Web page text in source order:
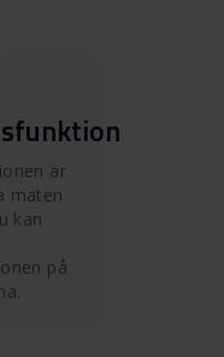
är
maten
kan
på